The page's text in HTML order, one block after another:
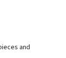
and